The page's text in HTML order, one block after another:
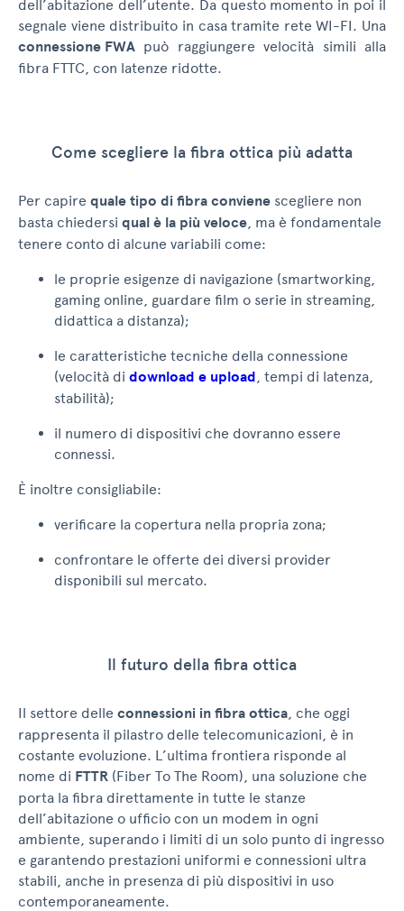
dell’abitazione dell’utente. Da questo momento in poi il
segnale viene distribuito in casa tramite rete WI-FI. Una
connessione FWA può raggiungere velocità simili alla
fibra FTTC, con latenze ridotte.
Come scegliere la fibra ottica più adatta
Per capire quale tipo di fibra conviene scegliere non
basta chiedersi qual è la più veloce , ma è fondamentale
tenere conto di alcune variabili come:
le proprie esigenze di navigazione (smartworking,
gaming online, guardare film o serie in streaming,
didattica a distanza);
le caratteristiche tecniche della connessione
(velocità di download e upload , tempi di latenza,
stabilità);
il numero di dispositivi che dovranno essere
connessi.
È inoltre consigliabile:
verificare la copertura nella propria zona;
confrontare le offerte dei diversi provider
disponibili sul mercato.
Il futuro della fibra ottica
Il settore delle connessioni in fibra ottica , che oggi
rappresenta il pilastro delle telecomunicazioni, è in
costante evoluzione. L’ultima frontiera risponde al
nome di FTTR (Fiber To The Room), una soluzione che
porta la fibra direttamente in tutte le stanze
dell’abitazione o ufficio con un modem in ogni
ambiente, superando i limiti di un solo punto di ingresso
e garantendo prestazioni uniformi e connessioni ultra
stabili, anche in presenza di più dispositivi in uso
contemporaneamente.